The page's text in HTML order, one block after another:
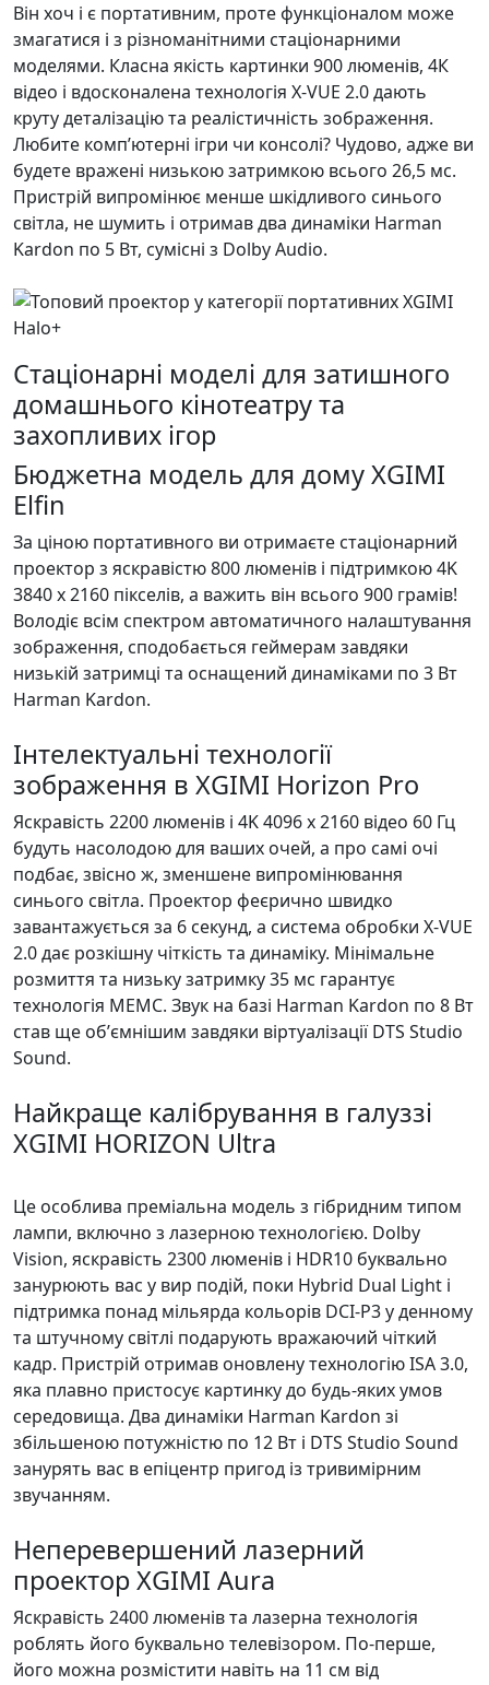
Він хоч і є портативним, проте функціоналом може
змагатися і з різноманітними стаціонарними
моделями. Класна якість картинки 900 люменів, 4К
відео і вдосконалена технологія X-VUE 2.0 дають
круту деталізацію та реалістичність зображення.
Любите компʼютерні ігри чи консолі? Чудово, адже ви
будете вражені низькою затримкою всього 26,5 мс.
Пристрій випромінює менше шкідливого синього
світла, не шумить і отримав два динаміки Harman
Kardon по 5 Вт, сумісні з Dolby Audio.
Стаціонарні моделі для затишного
домашнього кінотеатру та
захопливих ігор
Бюджетна модель для дому XGIMI
Elfin
За ціною портативного ви отримаєте стаціонарний
проектор з яскравістю 800 люменів і підтримкою 4K
3840 х 2160 пікселів, а важить він всього 900 грамів!
Володіє всім спектром автоматичного налаштування
зображення, сподобається геймерам завдяки
низькій затримці та оснащений динаміками по 3 Вт
Harman Kardon.
Інтелектуальні технології
зображення в XGIMI Horizon Pro
Яскравість 2200 люменів і 4K 4096 x 2160 відео 60 Гц
будуть насолодою для ваших очей, а про самі очі
подбає, звісно ж, зменшене випромінювання
синього світла. Проектор феєрично швидко
завантажується за 6 секунд, а система обробки X-VUE
2.0 дає розкішну чіткість та динаміку. Мінімальне
розмиття та низьку затримку 35 мс гарантує
технологія MEMC. Звук на базі Harman Kardon по 8 Вт
став ще обʼємнішим завдяки віртуалізації DTS Studio
Sound.
Найкраще калібрування в галуззі
XGIMI HORIZON Ultra
Це особлива преміальна модель з гібридним типом
лампи, включно з лазерною технологією. Dolby
Vision, яскравість 2300 люменів і HDR10 буквально
занурюють вас у вир подій, поки Hybrid Dual Light і
підтримка понад мільярда кольорів DCI-P3 у денному
та штучному світлі подарують вражаючий чіткий
кадр. Пристрій отримав оновлену технологію ISA 3.0,
яка плавно пристосує картинку до будь-яких умов
середовища. Два динаміки Harman Kardon зі
збільшеною потужністю по 12 Вт і DTS Studio Sound
занурять вас в епіцентр пригод із тривимірним
звучанням.
Неперевершений лазерний
проектор XGIMI Aura
Яскравість 2400 люменів та лазерна технологія
роблять його буквально телевізором. По-перше,
його можна розмістити навіть на 11 см від